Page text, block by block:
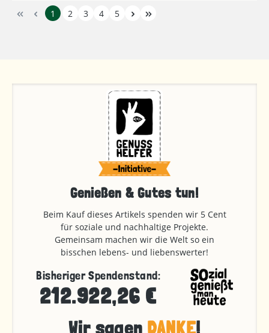
1 2 3 4 5
Genießen & Gutes tun!
Beim Kauf dieses Artikels spenden wir 5 Cent
für soziale und nachhaltige Projekte.
Gemeinsam machen wir die Welt so ein
bisschen lebens- und liebenswerter!
Bisheriger Spendenstand:
212.922,26 €
Wir sagen DANKE!